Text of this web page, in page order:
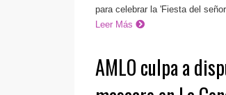
para celebrar la 'Fiesta del
Leer Más
AMLO culpa a